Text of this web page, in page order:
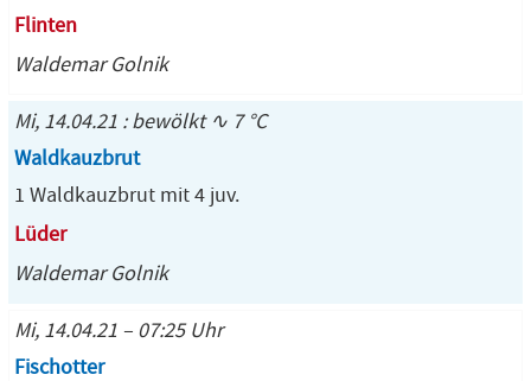
Flinten
Waldemar Golnik
Mi, 14.04.21 : bewölkt ∿ 7 °C
Waldkauzbrut
1 Waldkauzbrut mit 4 juv.
Lüder
Waldemar Golnik
Mi, 14.04.21 – 07:25 Uhr
Fischotter